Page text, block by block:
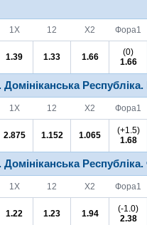
1X 12 X2 Фора1
1.39 1.33 1.66
(0)
1.66
Домініканська Республіка.
1X 12 X2 Фора1
2.875 1.152 1.065
(+1.5)
1.68
Домініканська Республіка.
1X 12 X2 Фора1
1.22 1.23 1.94
(-1.0)
2.38